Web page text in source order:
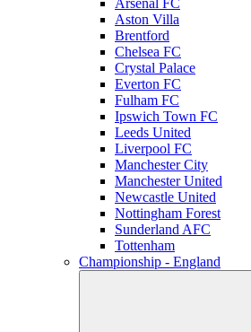
Arsenal FC
Aston Villa
Brentford
Chelsea FC
Crystal Palace
Everton FC
Fulham FC
Ipswich Town FC
Leeds United
Liverpool FC
Manchester City
Manchester United
Newcastle United
Nottingham Forest
Sunderland AFC
Tottenham
Championship - England